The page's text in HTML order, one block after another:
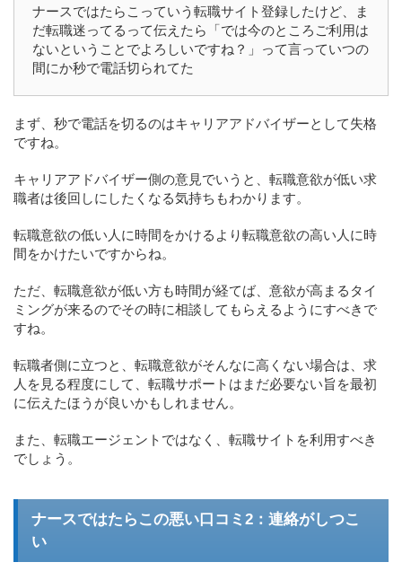
ナースではたらこ っていう転職サイト登録したけど、ま
だ転職迷ってるって伝えたら「では今のところご利用は
ないということでよろしいですね？」って言っていつの
間にか秒で電話切られてた
まず、秒で電話を切るのはキャリアアドバイザーとして失格
ですね。
キャリアアドバイザー側の意見でいうと、転職意欲が低い求
職者は後回しにしたくなる気持ちもわかります。
転職意欲の低い人に時間をかけるより転職意欲の高い人に時
間をかけたいですからね。
ただ、転職意欲が低い方も時間が経てば、意欲が高まるタイ
ミングが来るのでその時に相談してもらえるようにすべきで
すね。
転職者側に立つと、転職意欲がそんなに高くない場合は、求
人を見る程度にして、転職サポートはまだ必要ない旨を最初
に伝えたほうが良いかもしれません。
また、転職エージェントではなく、転職サイトを利用すべき
でしょう。
ナースではたらこの悪い口コミ2：連絡がしつこ
い